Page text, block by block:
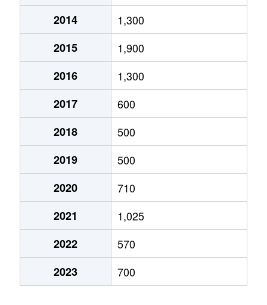
2014
1,300
2015
1,900
2016
1,300
2017
600
2018
500
2019
500
2020
710
2021
1,025
2022
570
2023
700